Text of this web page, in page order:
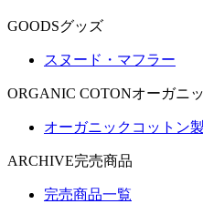
GOODSグッズ
スヌード・マフラー
ORGANIC COTONオーガニ
オーガニックコットン
ARCHIVE完売商品
完売商品一覧